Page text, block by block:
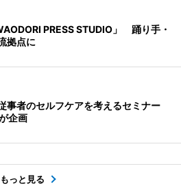
PRESS STUDIO」 踊り手・
拠点に
事者のセルフケアを考えるセミナー
企画
もっと見る